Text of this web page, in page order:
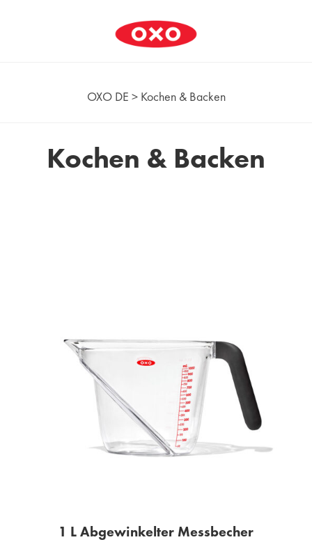
OXO DE > Kochen & Backen
Kochen & Backen
1 L Abgewinkelter Messbecher